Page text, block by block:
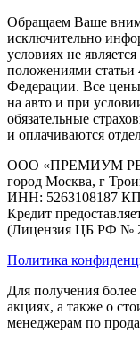
Обращаем Ваше
исключительно
условиях не
положениями статьи
Федерации. Все
на авто и при
обязательные
и оплачиваются
ООО «ПРЕМИУМ
город Москва, г
ИНН: 5263108187
Кредит
(Лицензия ЦБ РФ №
Политика
Для получения
акциях, а также о
менеджерам по